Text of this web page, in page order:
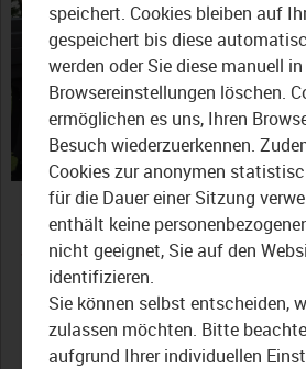
Die TVO-
Mit
Henry Schramm
speichert. Cookies bleiben auf
gespeichert bis diese
werden oder Sie diese manuell
Browsereinstellungen löschen.
ermöglichen es uns, Ihren
Besuch wiederzuerkennen.
Cookies zur anonymen
für die Dauer einer Sitzung
enthält keine
nicht geeignet, Sie auf den
identifizieren.
Sie können selbst entscheiden,
zulassen möchten. Bitte
aufgrund Ihrer individuellen